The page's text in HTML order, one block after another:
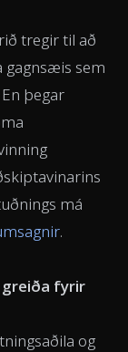
tregir til að
gagnsæis sem
þegar
má
.
fyrir
og